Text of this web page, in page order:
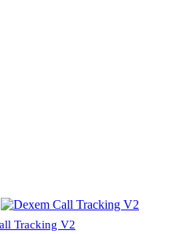
Tracking V2